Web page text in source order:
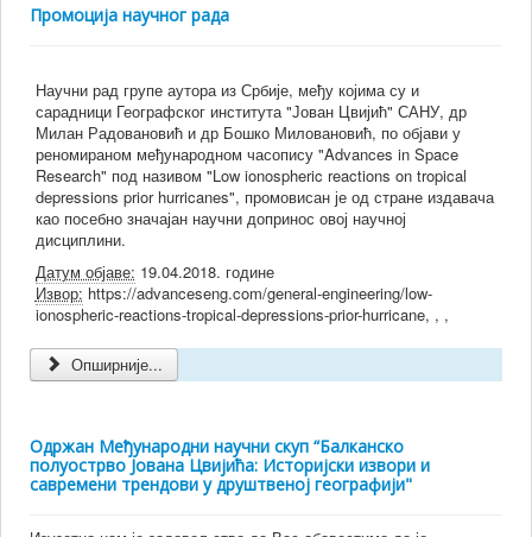
Промоција научног рада
Научни рад групе аутора из Србије, међу којима су и
сарадници Географског института "Јован Цвијић" САНУ, др
Милан Радовановић и др Бошко Миловановић, по објави у
реномираном међународном часопису "Advances in Space
Research" под називом "Low ionospheric reactions on tropical
depressions prior hurricanes", промовисан је од стране издавача
као посебно значајан научни допринос овој научној
дисциплини.
Датум објаве: 19.04.2018. године
Извор: https://advanceseng.com/general-engineering/low-
ionospheric-reactions-tropical-depressions-prior-hurricane, , ,
Опширније...
Одржан Међународни научни скуп “Балканско
полуострво Јована Цвијића: Историјски извори и
савремени трендови у друштвеној географији"